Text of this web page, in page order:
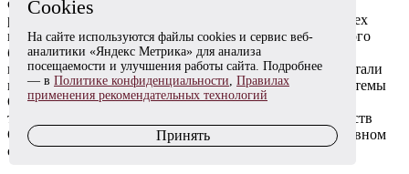
руководствовались тем, что обеспечить лекарствами всех
нуждающихся онкобольных только за счет регионального
бюджета, без финансового участия системы ОМС, не
получается. Тогда поводом к рассмотрению ситуации стали
многочисленные штрафы, наложенные аудиторами системы
ОМС на региональный онкодиспансер. Там выдавали
таблетированные препараты, закупленные за счет средств
ОМС, пациентам, которые числились на лечении в дневном
стационаре, но по факту принимали таблетки дома.
Cookies
На сайте используются файлы cookies и сервис веб-
аналитики «Яндекс Метрика» для анализа
посещаемости и улучшения работы сайта. Подробнее
— в Политике конфиденциальности, Правилах
применения рекомендательных технологий
Принять